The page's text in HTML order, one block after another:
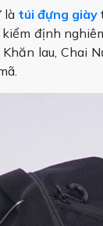
là túi đựng giày
định
lau, Chai